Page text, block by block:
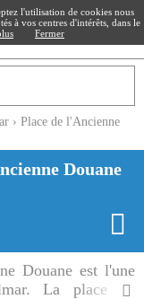
› Place de l'Ancienne
Douane
Douane est l'une
La place de
l'utilisation de cookies nous
à vos centres d'intérêts, dans le
Fermer